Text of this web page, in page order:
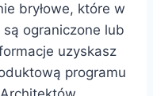
bryłowe, które w
ograniczone lub
uzyskasz
programu